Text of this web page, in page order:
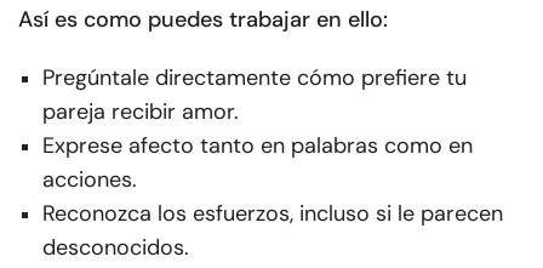
Así es como puedes trabajar en ello:
Pregúntale directamente cómo prefiere tu
pareja recibir amor.
Exprese afecto tanto en palabras como en
acciones.
Reconozca los esfuerzos, incluso si le parecen
desconocidos.